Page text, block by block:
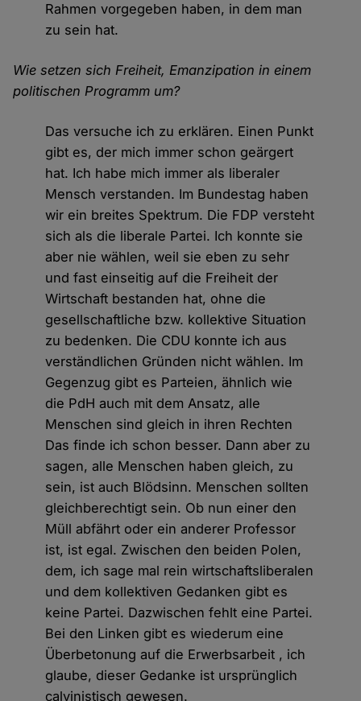
Rahmen vorgegeben haben, in dem man
zu sein hat.
Wie setzen sich Freiheit, Emanzipation in einem
politischen Programm um?
Das versuche ich zu erklären. Einen Punkt
gibt es, der mich immer schon geärgert
hat. Ich habe mich immer als liberaler
Mensch verstanden. Im Bundestag haben
wir ein breites Spektrum. Die FDP versteht
sich als die liberale Partei. Ich konnte sie
aber nie wählen, weil sie eben zu sehr
und fast einseitig auf die Freiheit der
Wirtschaft bestanden hat, ohne die
gesellschaftliche bzw. kollektive Situation
zu bedenken. Die CDU konnte ich aus
verständlichen Gründen nicht wählen. Im
Gegenzug gibt es Parteien, ähnlich wie
die PdH auch mit dem Ansatz, alle
Menschen sind gleich in ihren Rechten
Das finde ich schon besser. Dann aber zu
sagen, alle Menschen haben gleich, zu
sein, ist auch Blödsinn. Menschen sollten
gleichberechtigt sein. Ob nun einer den
Müll abfährt oder ein anderer Professor
ist, ist egal. Zwischen den beiden Polen,
dem, ich sage mal rein wirtschaftsliberalen
und dem kollektiven Gedanken gibt es
keine Partei. Dazwischen fehlt eine Partei.
Bei den Linken gibt es wiederum eine
Überbetonung auf die Erwerbsarbeit , ich
glaube, dieser Gedanke ist ursprünglich
calvinistisch gewesen.